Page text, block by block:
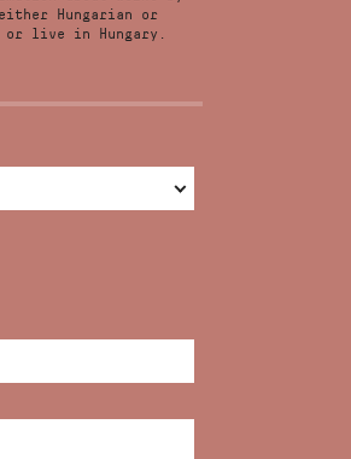
GALLERY
Hungarian or
or live in Hungary.